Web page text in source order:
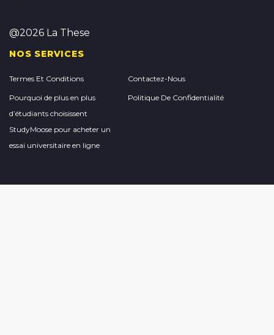
@2026 La These
NOS SERVICES
Termes Et Conditions Contactez-Nous
Pourquoi de plus en plus
d’étudiants choisissent
StudyMoose pour acheter un
essai universitaire en ligne
Politique De Confidentialité